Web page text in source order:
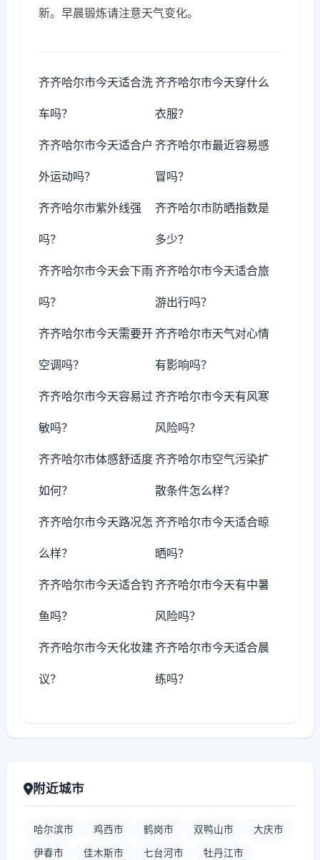
新。早晨锻炼请注意天气变化。
齐齐哈尔市今天适合洗
车吗？
齐齐哈尔市今天穿什么
衣服？
齐齐哈尔市今天适合户
外运动吗？
齐齐哈尔市最近容易感
冒吗？
齐齐哈尔市紫外线强
吗？
齐齐哈尔市防晒指数是
多少？
齐齐哈尔市今天会下雨
吗？
齐齐哈尔市今天适合旅
游出行吗？
齐齐哈尔市今天需要开
空调吗？
齐齐哈尔市天气对心情
有影响吗？
齐齐哈尔市今天容易过
敏吗？
齐齐哈尔市今天有风寒
风险吗？
齐齐哈尔市体感舒适度
如何？
齐齐哈尔市空气污染扩
散条件怎么样？
齐齐哈尔市今天路况怎
么样？
齐齐哈尔市今天适合晾
晒吗？
齐齐哈尔市今天适合钓
鱼吗？
齐齐哈尔市今天有中暑
风险吗？
齐齐哈尔市今天化妆建
议？
齐齐哈尔市今天适合晨
练吗？
附近城市
哈尔滨市 鸡西市 鹤岗市 双鸭山市 大庆市
伊春市 佳木斯市 七台河市 牡丹江市